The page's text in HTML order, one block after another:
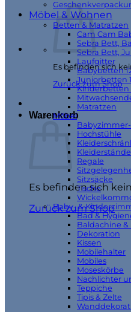
Es befinden sich
Zurück zum Shop
Warenkorb
Es befinden sich
Zurück zum Shop
Möbel & Wohnen
Betten & Matratzen
Cam Cam
Sebra Bett,
Sebra Bett,
Laufgitter
Babybetten
Juniorbetten
Kinderbetten
Matratzen
Möbel
Hochstühle
Regale
Sitzsäcke
Tische
Baby- &
Bad &
Baldachine
Dekoration
Kissen
Mobilehalter
Mobiles
Moseskörbe
Nachlichter
Teppiche
Tipis & Zelte